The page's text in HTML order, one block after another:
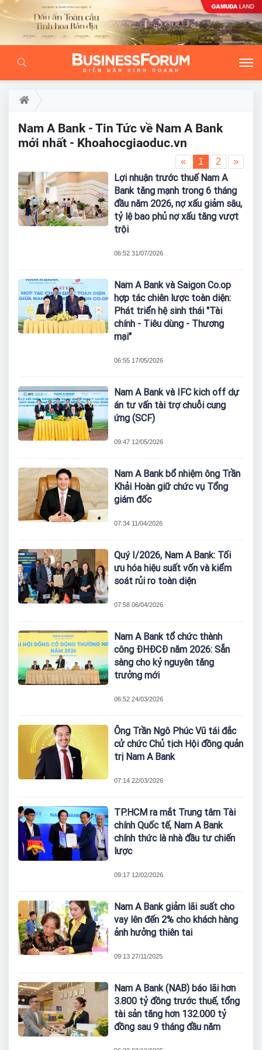
Nam A Bank - Tin Tức về Nam A Bank
mới nhất - Khoahocgiaoduc.vn
« 1 2 »
Lợi nhuận trước thuế Nam A
Bank tăng mạnh trong 6 tháng
đầu năm 2026, nợ xấu giảm sâu,
tỷ lệ bao phủ nợ xấu tăng vượt
trội
06:52 31/07/2026
Nam A Bank và Saigon Co.op
hợp tác chiên lược toàn diện:
Phát triển hệ sinh thái "Tài
chính - Tiêu dùng - Thương
mại"
06:55 17/05/2026
Nam A Bank và IFC kich off dự
án tư vấn tài trợ chuỗi cung
ứng (SCF)
09:47 12/05/2026
Nam A Bank bổ nhiệm ông Trần
Khải Hoàn giữ chức vụ Tổng
giám đốc
07:34 11/04/2026
Quý I/2026, Nam A Bank: Tối
ưu hóa hiệu suất vốn và kiểm
soát rủi ro toàn diện
07:58 06/04/2026
Nam A Bank tổ chức thành
công ĐHĐCĐ năm 2026: Sẵn
sàng cho kỷ nguyên tăng
trưởng mới
06:52 24/03/2026
Ông Trần Ngô Phúc Vũ tái đắc
cử chức Chủ tịch Hội đồng quản
trị Nam A Bank
07:14 22/03/2026
TP.HCM ra mắt Trung tâm Tài
chính Quốc tế, Nam A Bank
chính thức là nhà đầu tư chiến
lược
09:17 12/02/2026
Nam A Bank giảm lãi suất cho
vay lên đến 2% cho khách hàng
ảnh hưởng thiên tai
09:13 27/11/2025
Nam A Bank (NAB) báo lãi hơn
3.800 tỷ đồng trước thuế, tổng
tài sản tăng hơn 132.000 tỷ
đồng sau 9 tháng đầu năm